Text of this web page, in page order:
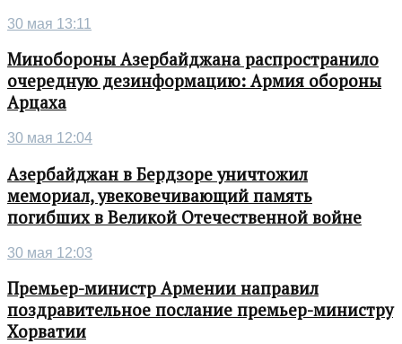
30 мая 13:11
Минобороны Азербайджана распространило
очередную дезинформацию: Армия обороны
Арцаха
30 мая 12:04
Азербайджан в Бердзоре уничтожил
мемориал, увековечивающий память
погибших в Великой Отечественной войне
30 мая 12:03
Премьер-министр Армении направил
поздравительное послание премьер-министру
Хорватии